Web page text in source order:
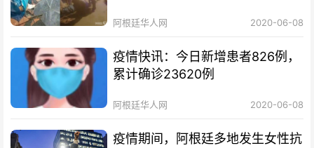
阿根廷华人网 2020-06-08
疫情快讯：今日新增患者826例，
累计确诊23620例
阿根廷华人网 2020-06-08
疫情期间，阿根廷多地发生女性抗